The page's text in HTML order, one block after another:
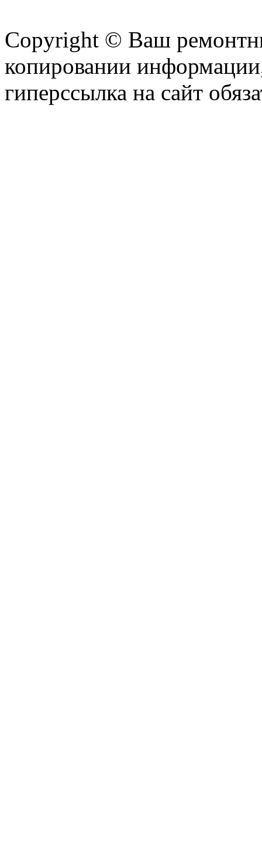
Copyright © Ваш
копировании
гиперссылка на сайт